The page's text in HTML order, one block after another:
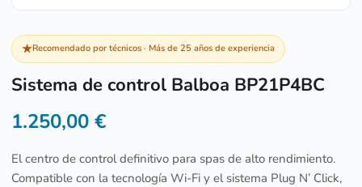
★Recomendado por técnicos · Más de 25 años de experiencia
Sistema de control Balboa BP21P4BC
1.250,00 €
El centro de control definitivo para spas de alto rendimiento.
Compatible con la tecnología Wi-Fi y el sistema Plug N’ Click,